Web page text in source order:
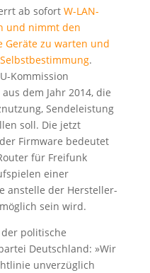
ab sofort W-LAN-
und nimmt den
Geräte zu warten und
.
Kommission
dem Jahr 2014, die
Sendeleistung
soll. Die jetzt
Firmware bedeutet
für Freifunk
einer
anstelle der Hersteller-
sein wird.
politische
Deutschland: »Wir
unverzüglich